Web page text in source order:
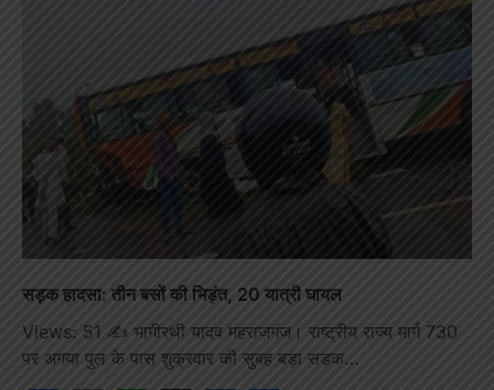
सड़क हादसा: तीन बसों की भिड़ंत, 20 यात्री घायल
Views: 51 ✍️ भागीरथी यादव महराजगंज। राष्ट्रीय राज्य मार्ग 730
पर अगया पुल के पास शुक्रवार की सुबह बड़ा सड़क…